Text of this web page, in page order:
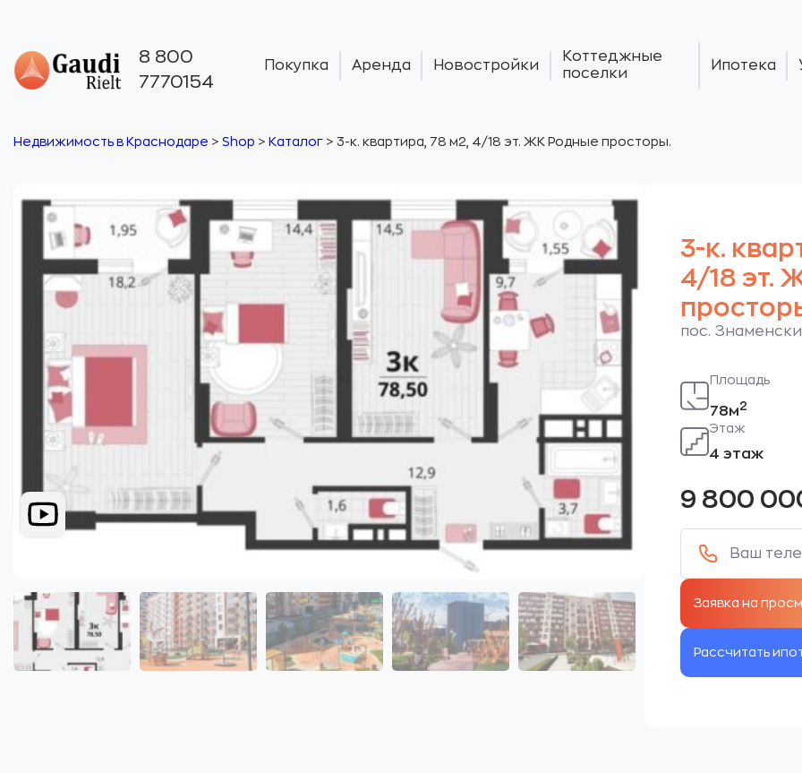
8 800
7770154
Покупка Аренда Новостройки
Коттеджные
поселки
Ипотека
Недвижимость в Краснодаре > Shop > Каталог > 3-к. квартира, 78 м2, 4/18 эт. ЖК Родные просторы.
3-к.
4/18 эт.
пос.
Площадь
78м2
Этаж
4 этаж
9 800
Рассчитать